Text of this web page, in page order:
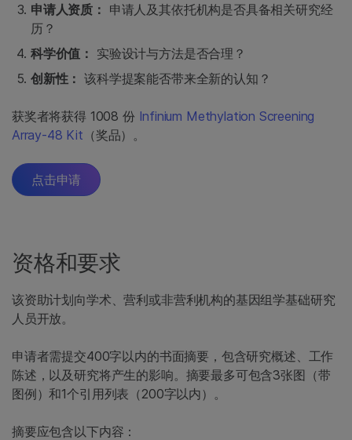
申请人资质： 申请人及其依托机构是否具备相关研究经
历？
科学价值： 实验设计与方法是否合理？
创新性： 该科学提案能否带来全新的认知？
获奖者将获得 1008 份 Infinium Methylation Screening
Array-48 Kit （奖品）。
点击申请
资格和要求
该资助计划向学术、营利或非营利机构的基因组学基础研究
人员开放。
申请者需提交400字以内的书面摘要，包含研究概述、工作
陈述，以及研究将产生的影响。摘要最多可包含3张图（带
图例）和1个引用列表（200字以内）。
摘要应包含以下内容：